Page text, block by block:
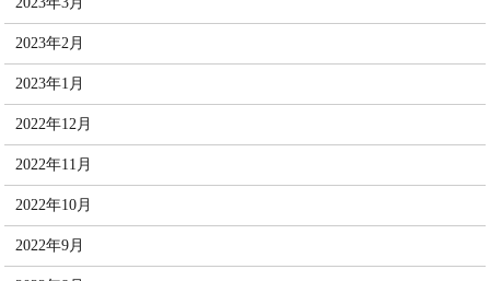
2023年2月
2023年1月
2022年12月
2022年11月
2022年10月
2022年9月